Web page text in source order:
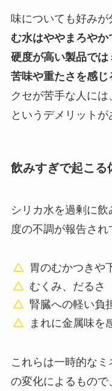
味についても好みが
む水はややまろやか
硬度が高い製品では
苦味や重たさを感じ
クセが苦手な人に
というデメリットが
飲みすぎで起こる
シリカ水を過剰に
度の不調が報告され
胃のむかつきや
むくみ、だるさ
腎臓への軽い負
まれに金属味を
これらは一時的な
の変化によるもので